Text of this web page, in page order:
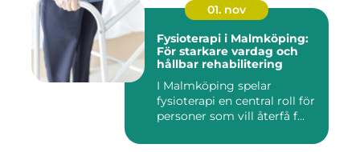
01. nov
Fysioterapi i Malmköping:
För starkare vardag och
hållbar rehabilitering
I Malmköping spelar
fysioterapi en central roll för
personer som vill återfå f...